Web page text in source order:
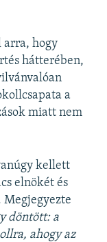
arra, hogy
hátterében,
a
miatt nem
kellett
elnökét és
Megjegyezte
döntött: a
ahogy az